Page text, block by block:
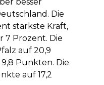
Die
stärkste Kraft,
7 Prozent. Die
auf 20,9
Punkten. Die
auf 17,2